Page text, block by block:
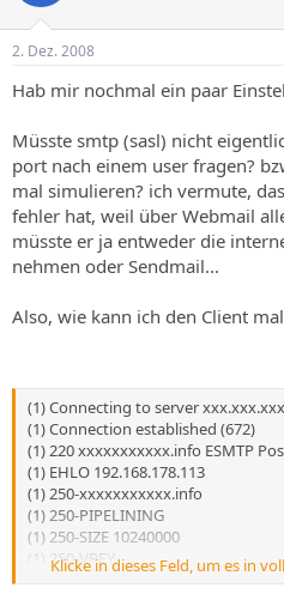
2. Dez. 2008
Hab mir nochmal ein paar
Müsste smtp (sasl) nicht
port nach einem user fragen?
mal simulieren? ich vermute,
fehler hat, weil über Webmail
müsste er ja entweder die
nehmen oder Sendmail...
Also, wie kann ich den Client
(1) Connecting to server
(1) Connection established (672)
(1) 220 xxxxxxxxxxx.info ESMTP
(1) EHLO 192.168.178.113
(1) 250-xxxxxxxxxxx.info
(1) 250-PIPELINING
(1) 250-SIZE 10240000
(1) 250-VRFY
Klicke in dieses Feld, um es in